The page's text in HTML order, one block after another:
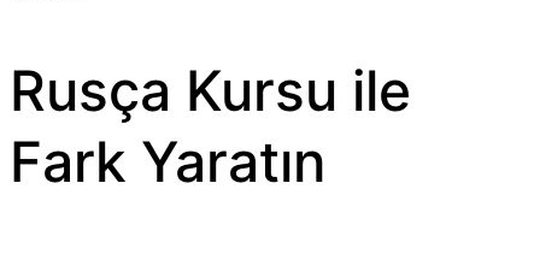
Rusça Kursu ile
Fark Yaratın